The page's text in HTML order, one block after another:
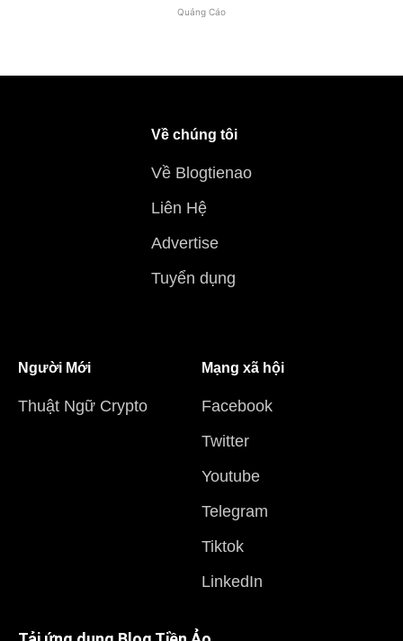
Quảng Cáo
Về chúng tôi
Về Blogtienao
Liên Hệ
Advertise
Tuyển dụng
Người Mới
Thuật Ngữ Crypto
Mạng xã hội
Facebook
Twitter
Youtube
Telegram
Tiktok
LinkedIn